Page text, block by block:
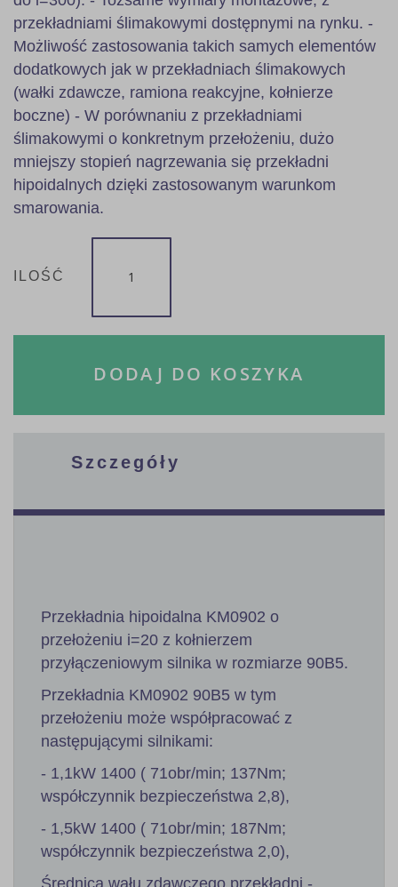
przekładniami ślimakowymi dostępnymi na rynku. -
Możliwość zastosowania takich samych elementów
dodatkowych jak w przekładniach ślimakowych
(wałki zdawcze, ramiona reakcyjne, kołnierze
boczne) - W porównaniu z przekładniami
ślimakowymi o konkretnym przełożeniu, dużo
mniejszy stopień nagrzewania się przekładni
hipoidalnych dzięki zastosowanym warunkom
smarowania.
ILOŚĆ
DODAJ DO KOSZYKA
Szczegóły
Przekładnia hipoidalna KM0902 o
przełożeniu i=20 z kołnierzem
przyłączeniowym silnika w rozmiarze 90B5.
Przekładnia KM0902 90B5 w tym
przełożeniu może współpracować z
następującymi silnikami:
- 1,1kW 1400 ( 71obr/min; 137Nm;
współczynnik bezpieczeństwa 2,8),
- 1,5kW 1400 ( 71obr/min; 187Nm;
współczynnik bezpieczeństwa 2,0),
Średnica wału zdawczego przekładni -